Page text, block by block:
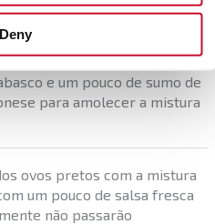
Deny as juntamente com a
a gosto com sal, pimenta
e um pouco de sumo de
para amolecer a mistura
ovos pretos com a mistura
um pouco de salsa fresca
não passarão